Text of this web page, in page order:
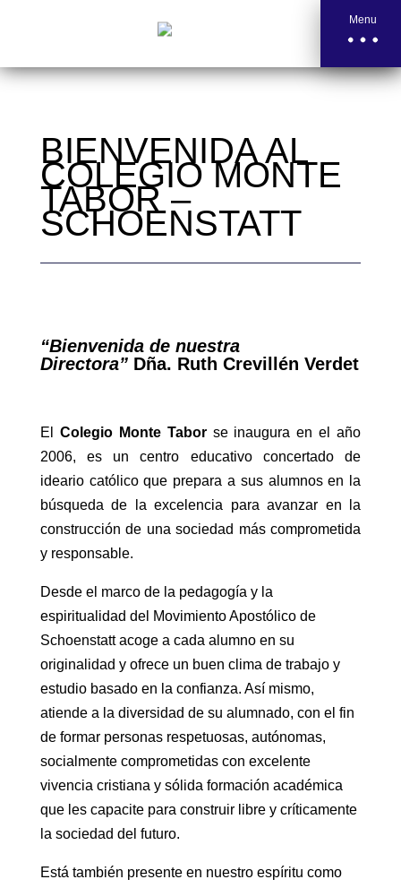
Menu
BIENVENIDA AL
COLEGIO MONTE
TABOR –
SCHOENSTATT
“Bienvenida de nuestra
Directora” Dña. Ruth Crevillén Verdet
El Colegio Monte Tabor se inaugura en el año
2006, es un centro educativo concertado de
ideario católico que prepara a sus alumnos en la
búsqueda de la excelencia para avanzar en la
construcción de una sociedad más comprometida
y responsable.
Desde el marco de la pedagogía y la
espiritualidad del Movimiento Apostólico de
Schoenstatt acoge a cada alumno en su
originalidad y ofrece un buen clima de trabajo y
estudio basado en la confianza. Así mismo,
atiende a la diversidad de su alumnado, con el fin
de formar personas respetuosas, autónomas,
socialmente comprometidas con excelente
vivencia cristiana y sólida formación académica
que les capacite para construir libre y críticamente
la sociedad del futuro.
Está también presente en nuestro espíritu como